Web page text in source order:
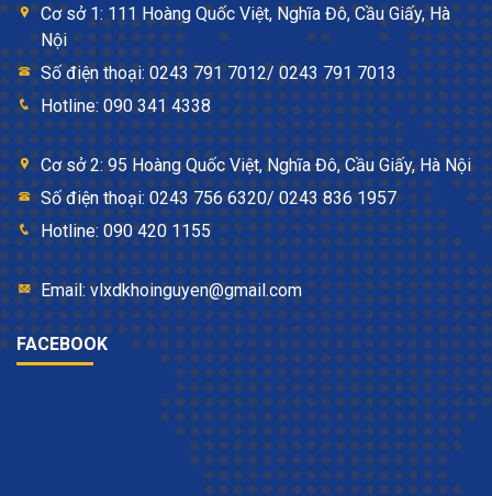
Cơ sở 1: 111 Hoàng Quốc Việt, Nghĩa Đô, Cầu Giấy, Hà
Nội
Số điện thoại: 0243 791 7012/ 0243 791 7013
Hotline: 090 341 4338
Cơ sở 2: 95 Hoàng Quốc Việt, Nghĩa Đô, Cầu Giấy, Hà Nội
Số điện thoại: 0243 756 6320/ 0243 836 1957
Hotline: 090 420 1155
Email: vlxdkhoinguyen@gmail.com
FACEBOOK